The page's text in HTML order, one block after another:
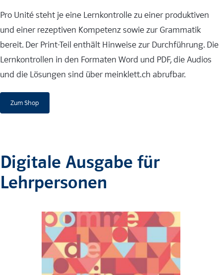
Pro Unité steht je eine Lernkontrolle zu einer produktiven
und einer rezeptiven Kompetenz sowie zur Grammatik
bereit. Der Print-Teil enthält Hinweise zur Durchführung. Die
Lernkontrollen in den Formaten Word und PDF, die Audios
und die Lösungen sind über meinklett.ch abrufbar.
Zum Shop
Digitale Ausgabe für
Lehrpersonen